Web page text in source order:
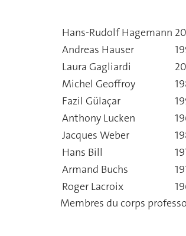
Hans-Rudolf Hagemann
Andreas Hauser
Laura Gagliardi
Michel Geoffroy
Fazil Gülaçar
Anthony Lucken
Jacques Weber
Hans Bill
Armand Buchs
Roger Lacroix
Membres du corps